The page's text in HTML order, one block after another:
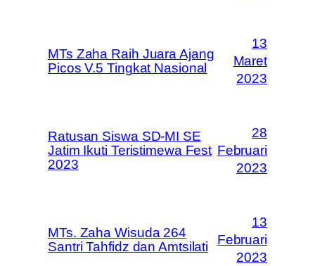
MTs Zaha Raih Juara Ajang
Picos V.5 Tingkat Nasional
13
Maret
2023
Ratusan Siswa SD-MI SE
Jatim Ikuti Teristimewa Fest
2023
28
Februari
2023
MTs. Zaha Wisuda 264
Santri Tahfidz dan Amtsilati
13
Februari
2023